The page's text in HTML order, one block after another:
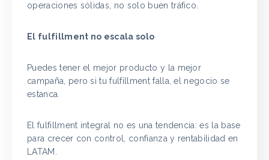
operaciones sólidas, no solo buen tráfico.
El fulfillment no escala solo
Puedes tener el mejor producto y la mejor
campaña, pero si tu fulfillment falla, el negocio se
estanca.
El fulfillment integral no es una tendencia: es la base
para crecer con control, confianza y rentabilidad en
LATAM.